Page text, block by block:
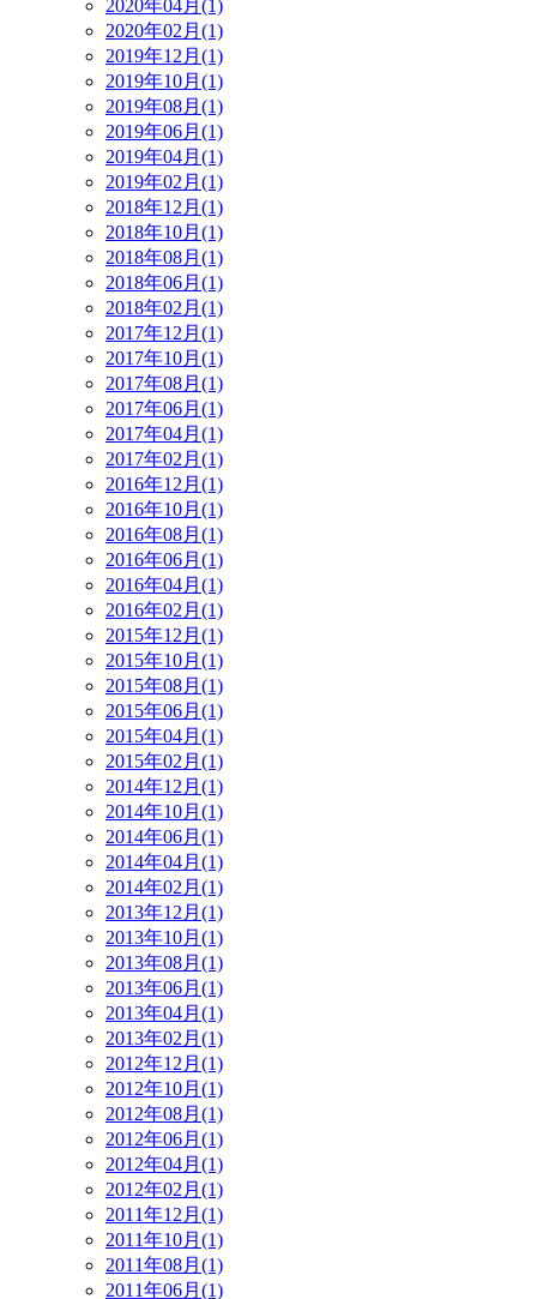
2020年04月(1)
2020年02月(1)
2019年12月(1)
2019年10月(1)
2019年08月(1)
2019年06月(1)
2019年04月(1)
2019年02月(1)
2018年12月(1)
2018年10月(1)
2018年08月(1)
2018年06月(1)
2018年02月(1)
2017年12月(1)
2017年10月(1)
2017年08月(1)
2017年06月(1)
2017年04月(1)
2017年02月(1)
2016年12月(1)
2016年10月(1)
2016年08月(1)
2016年06月(1)
2016年04月(1)
2016年02月(1)
2015年12月(1)
2015年10月(1)
2015年08月(1)
2015年06月(1)
2015年04月(1)
2015年02月(1)
2014年12月(1)
2014年10月(1)
2014年06月(1)
2014年04月(1)
2014年02月(1)
2013年12月(1)
2013年10月(1)
2013年08月(1)
2013年06月(1)
2013年04月(1)
2013年02月(1)
2012年12月(1)
2012年10月(1)
2012年08月(1)
2012年06月(1)
2012年04月(1)
2012年02月(1)
2011年12月(1)
2011年10月(1)
2011年08月(1)
2011年06月(1)